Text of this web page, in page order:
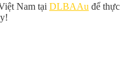
Nam tại DLBAAu để thực